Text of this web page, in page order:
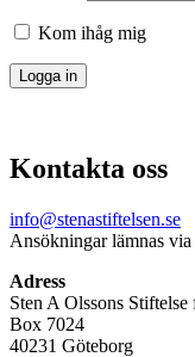
Kom ihåg mig
Kontakta oss
info@stenastiftelsen.se
Ansökningar lämnas via
Adress
Sten A Olssons
Box 7024
40231 Göteborg